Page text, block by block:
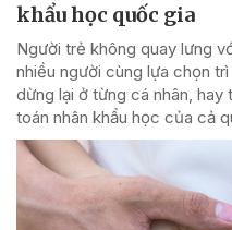
khẩu học quốc gia
Người trẻ không quay lưng
nhiều người cùng lựa chọn
dừng lại ở từng cá nhân,
toán nhân khẩu học của cả